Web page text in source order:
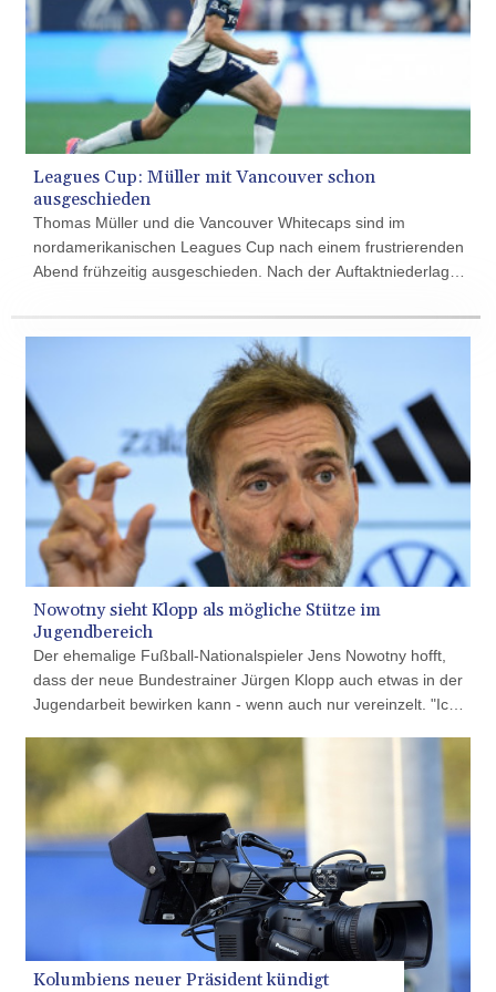
185.985596
FJD 2.552261
FKP 0.857019
GBP 0.856098
GEL 3.015386
GGP 0.857019
GHS 13.519372
GIP 0.857019
84.920858
GNF
10120.260724
241.024009
HKD 9.064594
HNL 30.884989
HRK 7.534375
HTG
150.666939
HUF
363.033032
IDR
20546.50216
IMP 0.857019
IQD
1509.468404
1589307.85432
ISK 142.587462
JEP 0.857019
JMD
182.994762
JOD 0.819159
JPY
182.969975
KES
149.450928
KGS 101.03906
Leagues Cup: Müller mit Vancouver schon
ausgeschieden
Thomas Müller und die Vancouver Whitecaps sind im
nordamerikanischen Leagues Cup nach einem frustrierenden
Abend frühzeitig ausgeschieden. Nach der Auftaktniederlage
auch das zweite Spiel der Gruppenphase, trotz Führung und
deutlichem Chancenplus setzte es ein 1:3 (1:1). Das
Viertelfinale ist damit außer Reichweite.
Kolumbiens neuer Präsident kündigt
Nowotny sieht Klopp als mögliche Stütze im
Jugendbereich
Der ehemalige Fußball-Nationalspieler Jens Nowotny hofft,
dass der neue Bundestrainer Jürgen Klopp auch etwas in der
Jugendarbeit bewirken kann - wenn auch nur vereinzelt. "Ich
jeden Fall interessiert ist", sagte Nowotny, Nachwuchstrainer
beim Deutschen Fußball-Bund (DFB), im Interview mit Absolut
Fußball.